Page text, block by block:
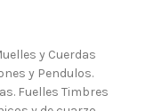
y Cuerdas
y Pendulos.
Fuelles Timbres